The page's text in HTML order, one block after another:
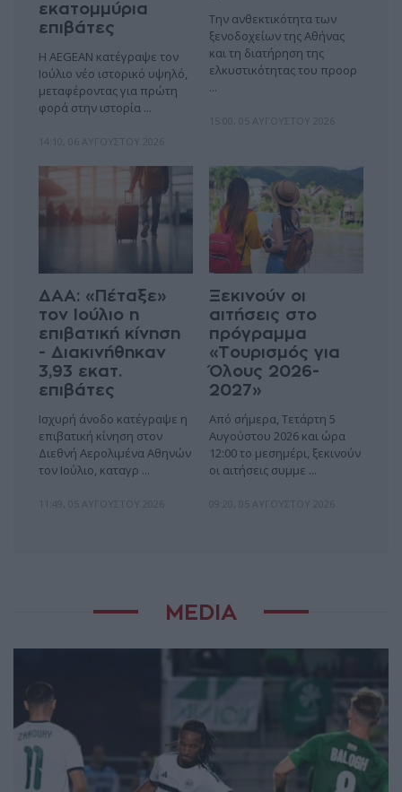
εκατομμύρια
επιβάτες
Η AEGEAN κατέγραψε τον
Ιούλιο νέο ιστορικό υψηλό,
μεταφέροντας για πρώτη
φορά στην ιστορία ...
14:10, 06 ΑΥΓΟΎΣΤΟΥ 2026
Την ανθεκτικότητα των
ξενοδοχείων της Αθήνας
και τη διατήρηση της
ελκυστικότητας του προορ
...
15:00, 05 ΑΥΓΟΎΣΤΟΥ 2026
ΔΑΑ: «Πέταξε»
τον Ιούλιο η
επιβατική κίνηση
- Διακινήθηκαν
3,93 εκατ.
επιβάτες
Ισχυρή άνοδο κατέγραψε η
επιβατική κίνηση στον
Διεθνή Αερολιμένα Αθηνών
τον Ιούλιο, καταγρ ...
11:49, 05 ΑΥΓΟΎΣΤΟΥ 2026
Ξεκινούν οι
αιτήσεις στο
πρόγραμμα
«Τουρισμός για
Όλους 2026-
2027»
Από σήμερα, Τετάρτη 5
Αυγούστου 2026 και ώρα
12:00 το μεσημέρι, ξεκινούν
οι αιτήσεις συμμε ...
09:20, 05 ΑΥΓΟΎΣΤΟΥ 2026
MEDIA